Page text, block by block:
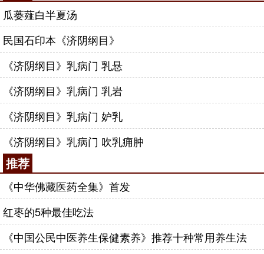
瓜蒌薤白半夏汤
民国石印本《济阴纲目》
《济阴纲目》乳病门 乳悬
《济阴纲目》乳病门 乳岩
《济阴纲目》乳病门 妒乳
《济阴纲目》乳病门 吹乳痈肿
推荐
《中华佛藏医药全集》首发
红枣的5种最佳吃法
《中国公民中医养生保健素养》推荐十种常用养生法